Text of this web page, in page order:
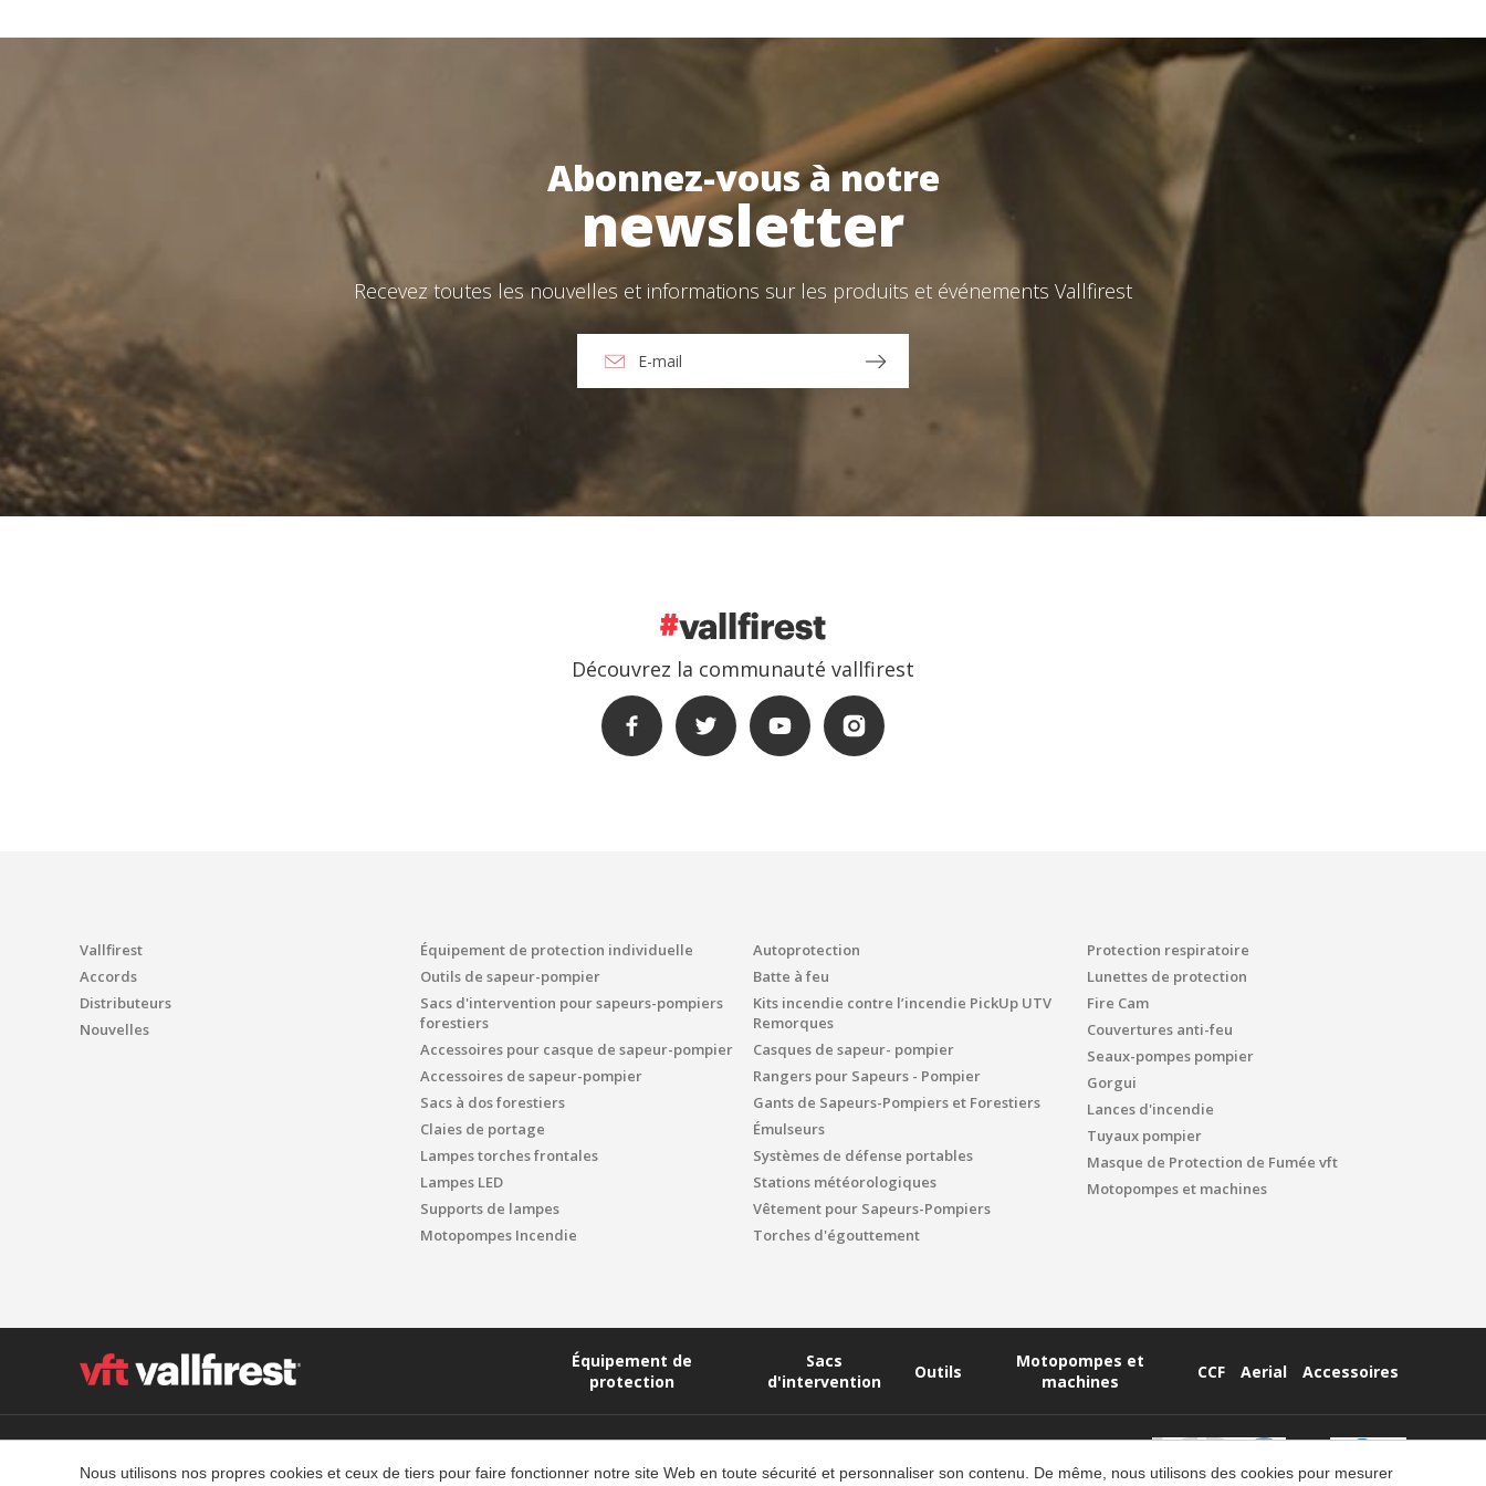
Commencer la session
Tu as oublié ton mot de passe?
O
Abonnez-vous à notre
newsletter
Recevez toutes les nouvelles et informations sur les produits et événements Vallfirest
Découvrez la communauté vallfirest
Vallfirest
Accords
Distributeurs
Nouvelles
Équipement de protection individuelle
Outils de sapeur-pompier
Sacs d'intervention pour sapeurs-pompiers
forestiers
Accessoires pour casque de sapeur-pompier
Accessoires de sapeur-pompier
Sacs à dos forestiers
Claies de portage
Lampes torches frontales
Lampes LED
Supports de lampes
Motopompes Incendie
Autoprotection
Batte à feu
Kits incendie contre l’incendie PickUp UTV
Remorques
Casques de sapeur- pompier
Rangers pour Sapeurs - Pompier
Gants de Sapeurs-Pompiers et Forestiers
Émulseurs
Systèmes de défense portables
Stations météorologiques
Vêtement pour Sapeurs-Pompiers
Torches d'égouttement
Protection respiratoire
Lunettes de protection
Fire Cam
Couvertures anti-feu
Seaux-pompes pompier
Gorgui
Lances d'incendie
Tuyaux pompier
Masque de Protection de Fumée vft
Motopompes et machines
Équipement de
protection
Sacs
d'intervention
Outils
Motopompes et
machines
CCF Aerial Accessoires
Polígon Industrial el Molinot, SN - 08471 Vallgorguina
T. (+34) 93 867 87 79 F. (+34) 93 688 96 25
Nous utilisons nos propres cookies et ceux de tiers pour faire fonctionner notre site Web en toute sécurité et personnaliser son contenu. De même, nous utilisons des cookies pour mesurer